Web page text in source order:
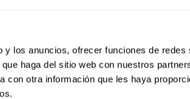
los anuncios, ofrecer funciones de redes
haga del sitio web con nuestros
con otra información que les haya